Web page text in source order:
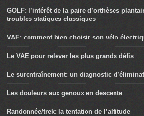
GOLF: l’intérêt de la paire d’orthèses
troubles statiques classiques
VAE: comment bien choisir son vélo
Le VAE pour relever les plus grands défis
Le surentraînement: un diagnostic
Les douleurs aux genoux en descente
Randonnée/trek: la tentation de l’altitude